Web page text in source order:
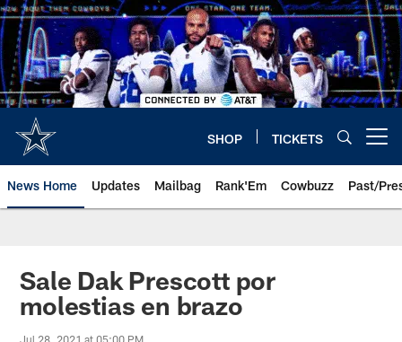
Skip
to
main
content
SHOP TICKETS
News Home Updates Mailbag Rank'Em Cowbuzz Past/
Sale Dak Prescott por
molestias en brazo